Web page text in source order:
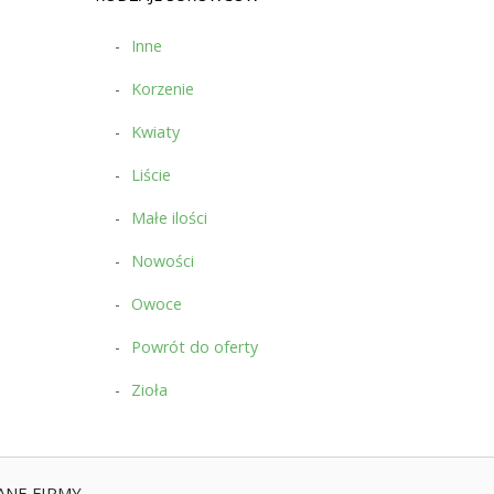
Inne
Korzenie
Kwiaty
Liście
Małe ilości
Nowości
Owoce
Powrót do oferty
Zioła